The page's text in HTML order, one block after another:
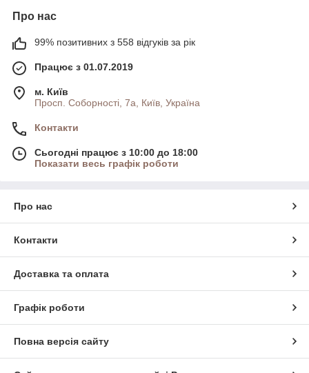
Про нас
99% позитивних з 558 відгуків за рік
Працює з 01.07.2019
м. Київ
Просп. Соборності, 7а, Київ, Україна
Контакти
Сьогодні працює з 10:00 до 18:00
Показати весь графік роботи
Про нас
Контакти
Доставка та оплата
Графік роботи
Повна версія сайту